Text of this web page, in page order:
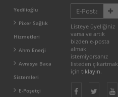
Yedilioğlu
Pixer Sağlık
Hizmetleri
Ahm Enerji
Avrasya Baca
Sistemleri
E-Poşetçi
Listeye üyeliğiniz
varsa ve artık
bizden e-posta
almak
istemiyorsanız
listeden çıkartmak
için tıklayın.